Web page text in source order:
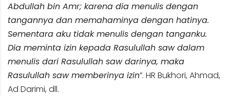
Abdullah bin Amr; karena dia menulis dengan
tangannya dan memahaminya dengan hatinya.
Sementara aku tidak menulis dengan tanganku.
Dia meminta izin kepada Rasulullah saw dalam
menulis dari Rasulullah saw darinya, maka
Rasulullah saw memberinya izin”. HR Bukhori, Ahmad,
Ad Darimi, dll.